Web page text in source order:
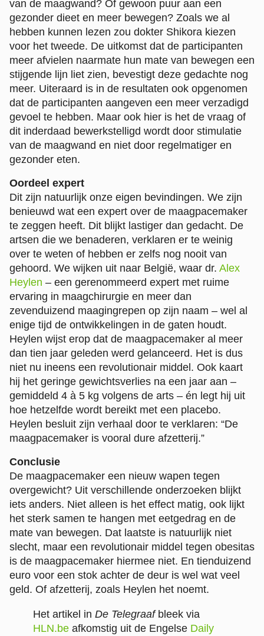
van de maagwand? Of gewoon puur aan een
gezonder dieet en meer bewegen? Zoals we al
hebben kunnen lezen zou dokter Shikora kiezen
voor het tweede. De uitkomst dat de participanten
meer afvielen naarmate hun mate van bewegen een
stijgende lijn liet zien, bevestigt deze gedachte nog
meer. Uiteraard is in de resultaten ook opgenomen
dat de participanten aangeven een meer verzadigd
gevoel te hebben. Maar ook hier is het de vraag of
dit inderdaad bewerkstelligd wordt door stimulatie
van de maagwand en niet door regelmatiger en
gezonder eten.
Oordeel expert
Dit zijn natuurlijk onze eigen bevindingen. We zijn
benieuwd wat een expert over de maagpacemaker
te zeggen heeft. Dit blijkt lastiger dan gedacht. De
artsen die we benaderen, verklaren er te weinig
over te weten of hebben er zelfs nog nooit van
gehoord. We wijken uit naar België, waar dr. Alex
Heylen – een gerenommeerd expert met ruime
ervaring in maagchirurgie en meer dan
zevenduizend maagingrepen op zijn naam – wel al
enige tijd de ontwikkelingen in de gaten houdt.
Heylen wijst erop dat de maagpacemaker al meer
dan tien jaar geleden werd gelanceerd. Het is dus
niet nu ineens een revolutionair middel. Ook kaart
hij het geringe gewichtsverlies na een jaar aan –
gemiddeld 4 à 5 kg volgens de arts – én legt hij uit
hoe hetzelfde wordt bereikt met een placebo.
Heylen besluit zijn verhaal door te verklaren: “De
maagpacemaker is vooral dure afzetterij.”
Conclusie
De maagpacemaker een nieuw wapen tegen
overgewicht? Uit verschillende onderzoeken blijkt
iets anders. Niet alleen is het effect matig, ook lijkt
het sterk samen te hangen met eetgedrag en de
mate van bewegen. Dat laatste is natuurlijk niet
slecht, maar een revolutionair middel tegen obesitas
is de maagpacemaker hiermee niet. En tienduizend
euro voor een stok achter de deur is wel wat veel
geld. Of afzetterij, zoals Heylen het noemt.
Het artikel in De Telegraafbleek via
HLN.be afkomstig uit de Engelse Daily